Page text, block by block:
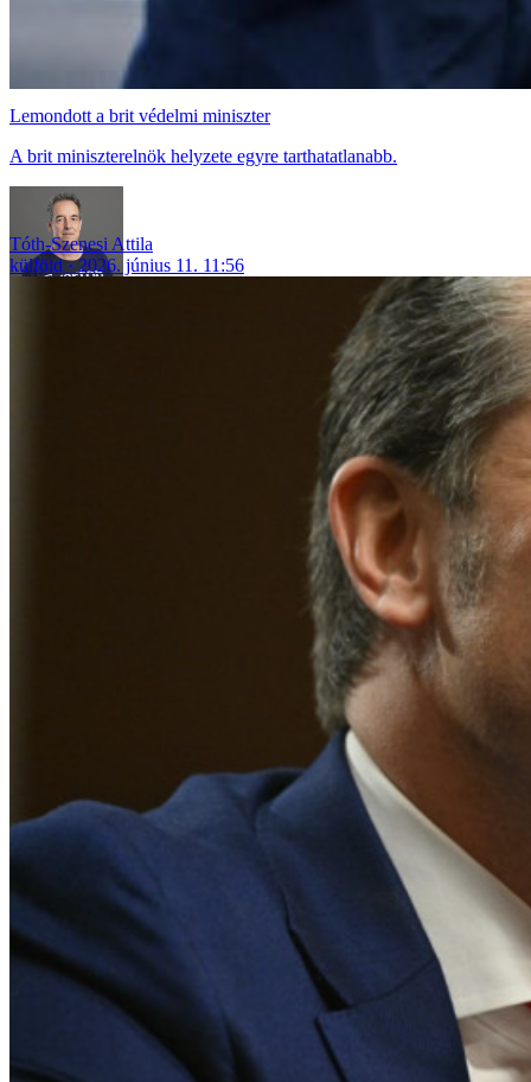
Lemondott a brit védelmi miniszter
A brit miniszterelnök helyzete egyre tarthatatlanabb.
Tóth-Szenesi Attila
külföld
2026. június 11. 11:56